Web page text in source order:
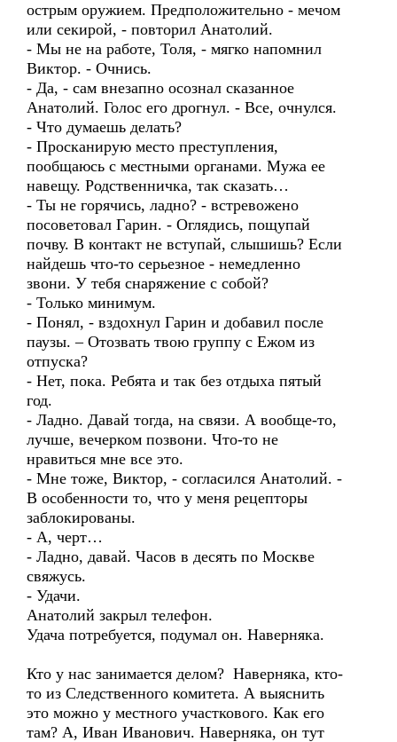
острым оружием. Предположительно - мечом
или секирой, - повторил Анатолий.
- Мы не на работе, Толя, - мягко напомнил
Виктор. - Очнись.
- Да, - сам внезапно осознал сказанное
Анатолий. Голос его дрогнул. - Все, очнулся.
- Что думаешь делать?
- Просканирую место преступления,
пообщаюсь с местными органами. Мужа ее
навещу. Родственничка, так сказать…
- Ты не горячись, ладно? - встревожено
посоветовал Гарин. - Оглядись, пощупай
почву. В контакт не вступай, слышишь? Если
найдешь что-то серьезное - немедленно
звони. У тебя снаряжение с собой?
- Только минимум.
- Понял, - вздохнул Гарин и добавил после
паузы. – Отозвать твою группу с Ежом из
отпуска?
- Нет, пока. Ребята и так без отдыха пятый
год.
- Ладно. Давай тогда, на связи. А вообще-то,
лучше, вечерком позвони. Что-то не
нравиться мне все это.
- Мне тоже, Виктор, - согласился Анатолий. -
В особенности то, что у меня рецепторы
заблокированы.
- А, черт…
- Ладно, давай. Часов в десять по Москве
свяжусь.
- Удачи.
Анатолий закрыл телефон.
Удача потребуется, подумал он. Наверняка.
Кто у нас занимается делом? Наверняка, кто-
то из Следственного комитета. А выяснить
это можно у местного участкового. Как его
там? А, Иван Иванович. Наверняка, он тут